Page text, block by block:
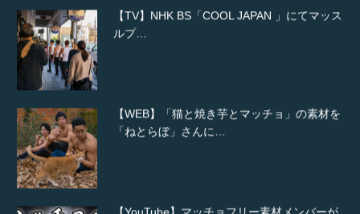
【TV】NHK BS「COOL JAPAN 」にてマッス
ルプ…
【WEB】「猫と焼き芋とマッチョ」の素材を
「ねとらぼ」さんに…
【YouTube】マッチョフリー素材メンバーが